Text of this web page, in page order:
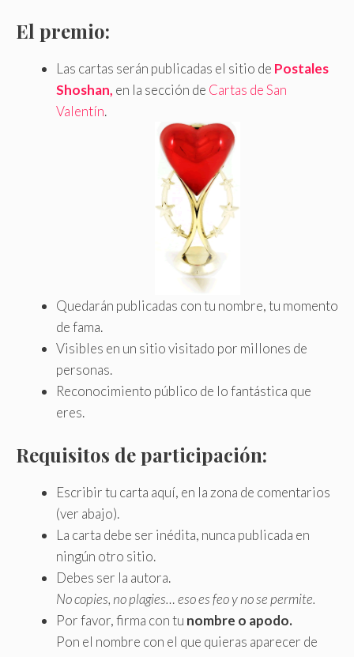
El premio:
Las cartas serán publicadas el sitio de Postales
Shoshan, en la sección de Cartas de San
Valentín.
Quedarán publicadas con tu nombre, tu momento
de fama.
Visibles en un sitio visitado por millones de
personas.
Reconocimiento público de lo fantástica que
eres.
Requisitos de participación:
Escribir tu carta aquí, en la zona de comentarios
(ver abajo).
La carta debe ser inédita, nunca publicada en
ningún otro sitio.
Debes ser la autora.
No copies, no plagies… eso es feo y no se permite.
Por favor, firma con tu nombre o apodo.
Pon el nombre con el que quieras aparecer de